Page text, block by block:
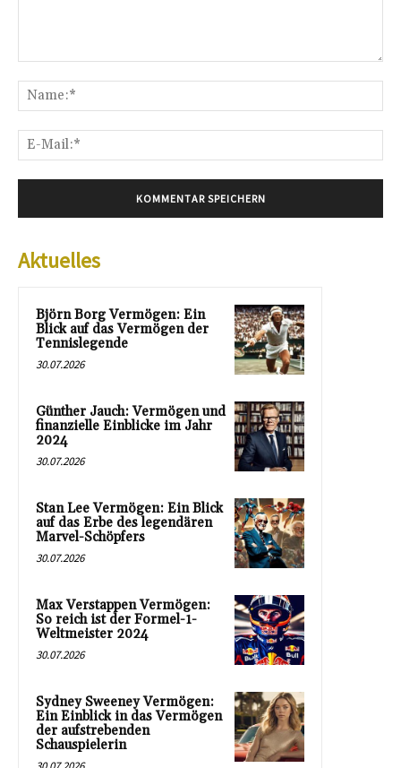
Aktuelles
Björn Borg Vermögen: Ein
Blick auf das Vermögen der
Tennislegende
30.07.2026
Günther Jauch: Vermögen und
finanzielle Einblicke im Jahr
2024
30.07.2026
Stan Lee Vermögen: Ein Blick
auf das Erbe des legendären
Marvel-Schöpfers
30.07.2026
Max Verstappen Vermögen:
So reich ist der Formel-1-
Weltmeister 2024
30.07.2026
Sydney Sweeney Vermögen:
Ein Einblick in das Vermögen
der aufstrebenden
Schauspielerin